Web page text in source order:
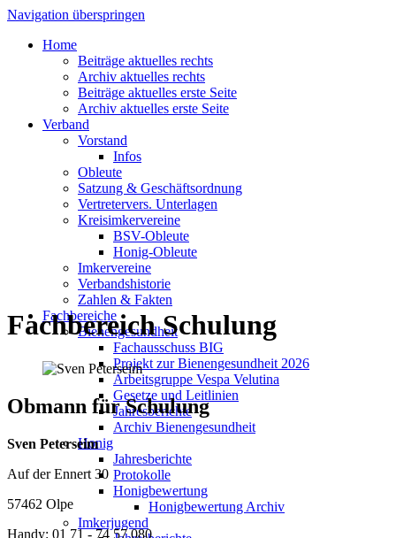
Navigation überspringen
Home
Beiträge aktuelles rechts
Archiv aktuelles rechts
Beiträge aktuelles erste Seite
Archiv aktuelles erste Seite
Verband
Vorstand
Infos
Obleute
Satzung & Geschäftsordnung
Vertretervers. Unterlagen
Kreisimkervereine
BSV-Obleute
Honig-Obleute
Imkervereine
Verbandshistorie
Zahlen & Fakten
Fachbereiche
Bienengesundheit
Fachausschuss BIG
Projekt zur Bienengesundheit 2026
Arbeitsgruppe Vespa Velutina
Gesetze und Leitlinien
Jahresberichte
Archiv Bienengesundheit
Honig
Jahresberichte
Protokolle
Honigbewertung
Honigbewertung Archiv
Imkerjugend
Fachbereich Schulung
Obmann für Schulung
Sven Peterseim
Auf der Ennert 30
57462 Olpe
Handy: 01 71 - 74 57 080